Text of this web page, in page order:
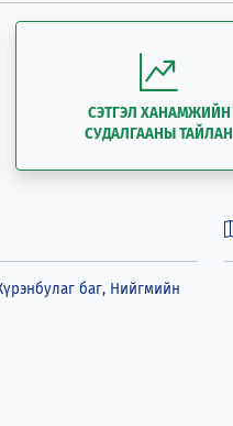
СЭТГЭЛ ХАНАМЖИЙН
СУДАЛГААНЫ ТАЙЛАН
баг, Нийгмийн